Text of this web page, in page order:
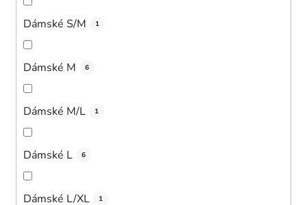
Dámské S/M 1
Dámské M 6
Dámské M/L 1
Dámské L 6
Dámské L/XL 1